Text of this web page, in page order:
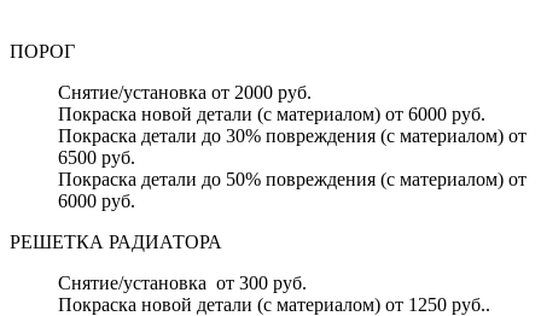
ПОРОГ
Снятие/установка от 2000 руб.
Покраска новой детали (с материалом) от 6000 руб.
Покраска детали до 30% повреждения (с материалом) от
6500 руб.
Покраска детали до 50% повреждения (с материалом) от
6000 руб.
РЕШЕТКА РАДИАТОРА
Снятие/установка от 300 руб.
Покраска новой детали (с материалом) от 1250 руб..